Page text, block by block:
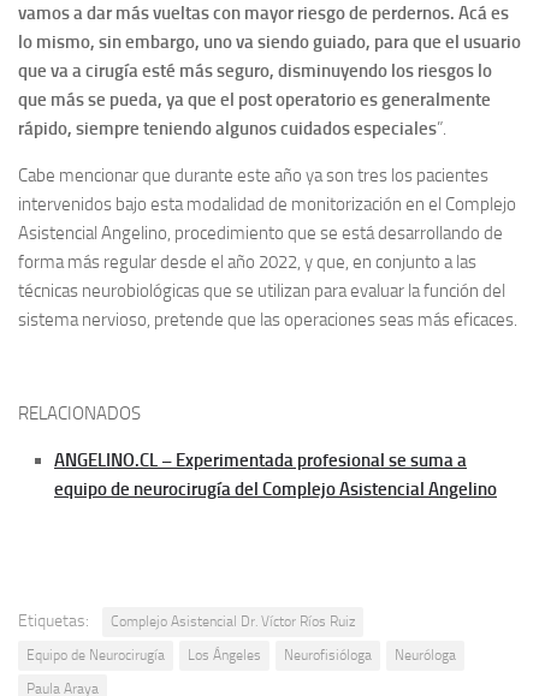
vamos a dar más vueltas con mayor riesgo de perdernos. Acá es
lo mismo, sin embargo, uno va siendo guiado, para que el usuario
que va a cirugía esté más seguro, disminuyendo los riesgos lo
que más se pueda, ya que el post operatorio es generalmente
rápido, siempre teniendo algunos cuidados especiales”.
Cabe mencionar que durante este año ya son tres los pacientes
intervenidos bajo esta modalidad de monitorización en el Complejo
Asistencial Angelino, procedimiento que se está desarrollando de
forma más regular desde el año 2022, y que, en conjunto a las
técnicas neurobiológicas que se utilizan para evaluar la función del
sistema nervioso, pretende que las operaciones seas más eficaces.
RELACIONADOS
ANGELINO.CL – Experimentada profesional se suma a
equipo de neurocirugía del Complejo Asistencial Angelino
Etiquetas:
Complejo Asistencial Dr. Víctor Ríos Ruiz
Equipo de Neurocirugía
Los Ángeles Neurofisióloga
Neuróloga
Paula Araya